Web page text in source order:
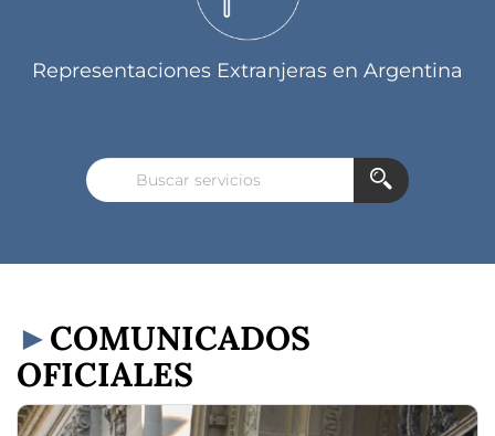
Representaciones Extranjeras en Argentina
COMUNICADOS
OFICIALES